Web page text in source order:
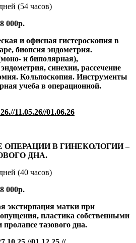
дней (54 часов)
000р.
и офисная гистероскопия в
биопсия эндометрия.
и биполярная),
синехии, рассечение
Кольпоскопия. Инструменты
учеба в операционной.
11.05.26//01.06.26
В ГИНЕКОЛОГИИ –
ДНА.
дней (40 часов)
000р.
экстирпация матки при
пластика собственными
тазового дна.